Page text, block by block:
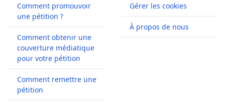
Comment promouvoir
une pétition ?
Comment obtenir une
couverture médiatique
pour votre pétition
Comment remettre une
pétition
Gérer les cookies
À propos de nous